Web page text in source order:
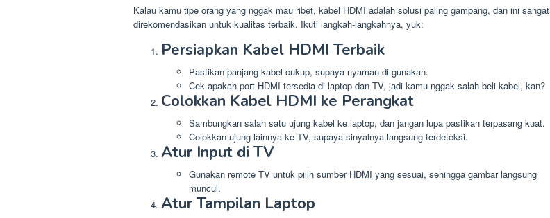
Kalau kamu tipe orang yang nggak mau ribet, kabel HDMI adalah solusi paling gampang, dan ini sangat
direkomendasikan untuk kualitas terbaik. Ikuti langkah-langkahnya, yuk:
Persiapkan Kabel HDMI Terbaik
Pastikan panjang kabel cukup, supaya nyaman di gunakan.
Cek apakah port HDMI tersedia di laptop dan TV, jadi kamu nggak salah beli kabel, kan?
Colokkan Kabel HDMI ke Perangkat
Sambungkan salah satu ujung kabel ke laptop, dan jangan lupa pastikan terpasang kuat.
Colokkan ujung lainnya ke TV, supaya sinyalnya langsung terdeteksi.
Atur Input di TV
Gunakan remote TV untuk pilih sumber HDMI yang sesuai, sehingga gambar langsung
muncul.
Atur Tampilan Laptop